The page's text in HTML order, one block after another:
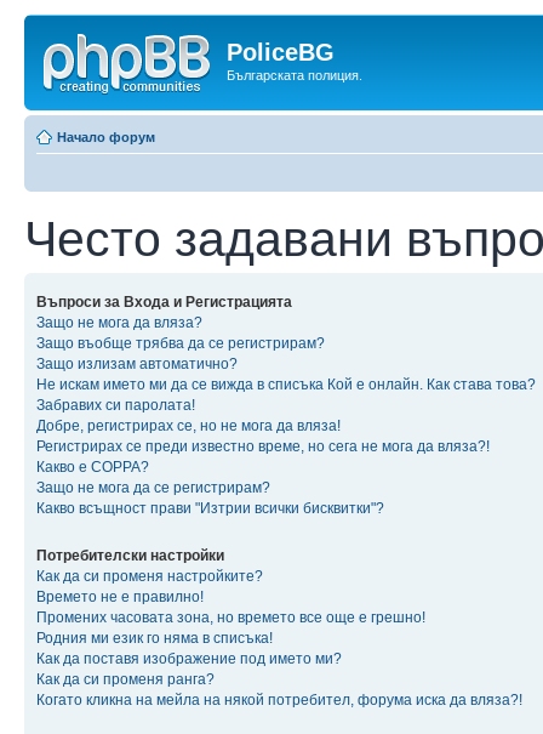
PoliceBG
Българската полиция.
Начало форум
Често задавани
Въпроси за Входа и Регистрацията
Защо не мога да вляза?
Защо въобще трябва да се регистрирам?
Защо излизам автоматично?
Не искам името ми да се вижда в списъка Кой е онлайн. Как става това?
Забравих си паролата!
Добре, регистрирах се, но не мога да вляза!
Регистрирах се преди известно време, но сега не мога да вляза?!
Какво е COPPA?
Защо не мога да се регистрирам?
Какво всъщност прави "Изтрии всички бисквитки"?
Потребителски настройки
Как да си променя настройките?
Времето не е правилно!
Промених часовата зона, но времето все още е грешно!
Родния ми език го няма в списъка!
Как да поставя изображение под името ми?
Как да си променя ранга?
Когато кликна на мейла на някой потребител, форума иска да вляза?!